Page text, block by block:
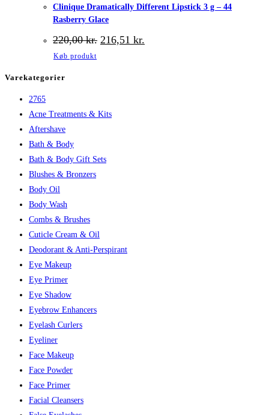
Clinique Dramatically Different Lipstick 3 g – 44
Rasberry Glace
220,00kr. Den
oprindelige
216,51 kr.
aktuelle
Køb produkt
Varekategorier
2765
Acne Treatments & Kits
Aftershave
Bath & Body
Bath & Body Gift Sets
Blushes & Bronzers
Body Oil
Body Wash
Combs & Brushes
Cuticle Cream & Oil
Deodorant & Anti-Perspirant
Eye Makeup
Eye Primer
Eye Shadow
Eyebrow Enhancers
Eyelash Curlers
Eyeliner
Face Makeup
Face Powder
Face Primer
Facial Cleansers